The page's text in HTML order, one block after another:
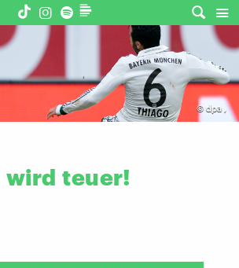
© dpa,
wird teuer!